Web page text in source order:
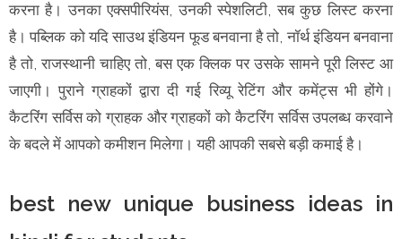
करना है। उनका एक्सपीरियंस, उनकी स्पेशलिटी, सब कुछ लिस्ट करना
है। पब्लिक को यदि साउथ इंडियन फूड बनवाना है तो, नॉर्थ इंडियन बनवाना
है तो, राजस्थानी चाहिए तो, बस एक क्लिक पर उसके सामने पूरी लिस्ट आ
जाएगी। पुराने ग्राहकों द्वारा दी गई रिव्यू रेटिंग और कमेंट्स भी होंगे।
कैटरिंग सर्विस को ग्राहक और ग्राहकों को कैटरिंग सर्विस उपलब्ध करवाने
के बदले में आपको कमीशन मिलेगा। यही आपकी सबसे बड़ी कमाई है।
best new unique business ideas in